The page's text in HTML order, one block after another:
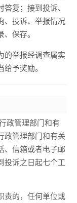
复；接到投诉、
、投诉、举报情况
保存。
的举报经调查属实
予奖励。
政管理部门和有
政管理部门和有关
、信箱或者电子邮
投诉之日起七个工
责的，任何单位或